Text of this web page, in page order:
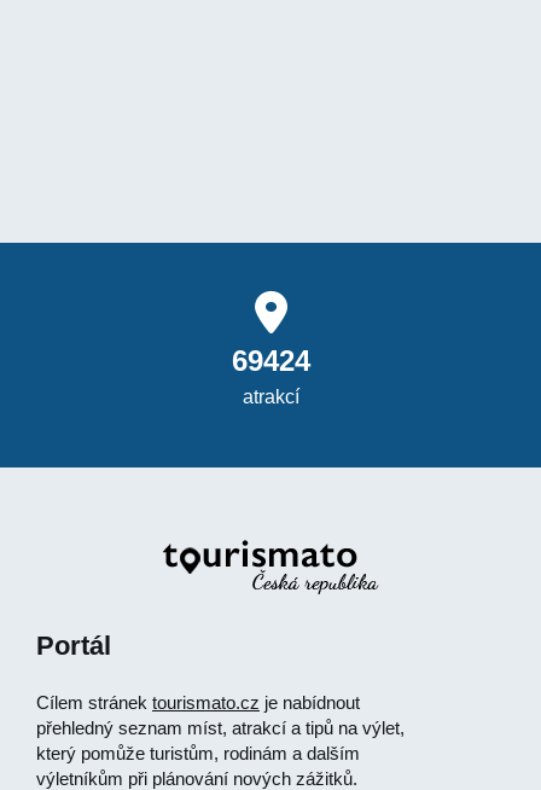
69424
atrakcí
Portál
Cílem stránek tourismato.cz je nabídnout
přehledný seznam míst, atrakcí a tipů na výlet,
který pomůže turistům, rodinám a dalším
výletníkům při plánování nových zážitků.